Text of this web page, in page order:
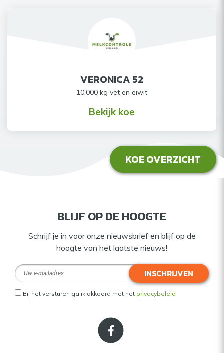
VERONICA 52
10.000 kg vet en eiwit
Bekijk koe
KOE OVERZICHT
BLIJF OP DE HOOGTE
Schrijf je in voor onze nieuwsbrief en blijf op de
hoogte van het laatste nieuws!
INSCHRIJVEN
Bij het versturen ga ik akkoord met het privacybeleid